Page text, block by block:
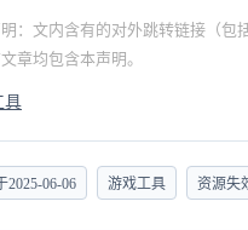
：文内含有的对外跳转链接（包
章均包含本声明。
具
2025-06-06 游戏工具 资源失